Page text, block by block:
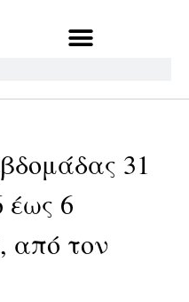
31
έως 6
από τον